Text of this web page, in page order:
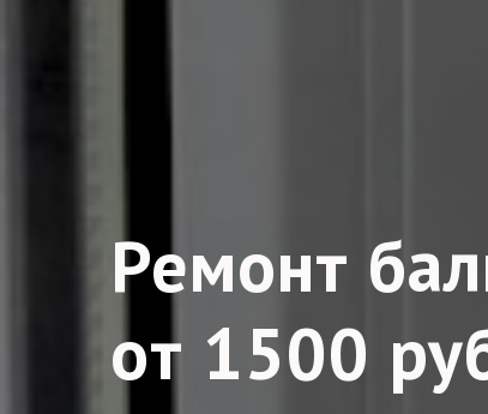
Ремонт
от 1500